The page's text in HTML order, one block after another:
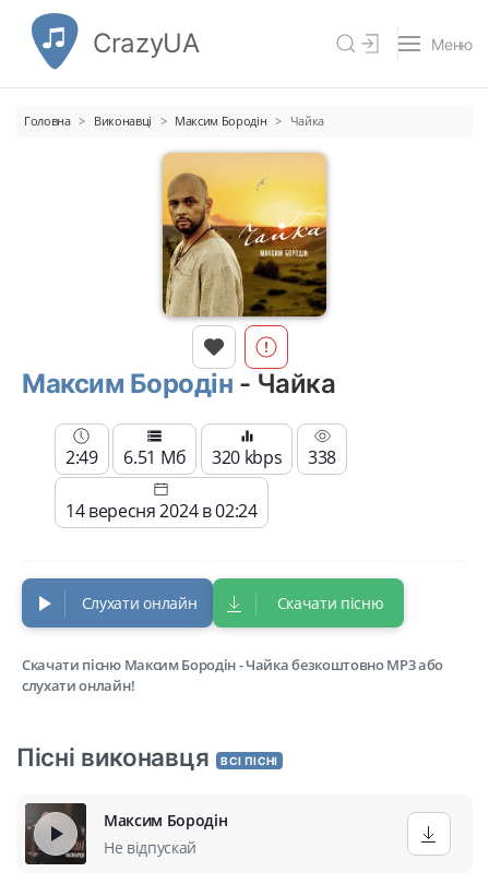
CrazyUA Меню
Головна Виконавці Максим Бородін Чайка
Максим Бородін - Чайка
2:49 6.51 Мб 320 kbps 338
14 вересня 2024 в 02:24
Слухати онлайн Скачати пісню
Скачати пісню Максим Бородін - Чайка безкоштовно MP3 або
слухати онлайн!
Пісні виконавця ВСІ ПІСНІ
Максим Бородін
Не відпускай